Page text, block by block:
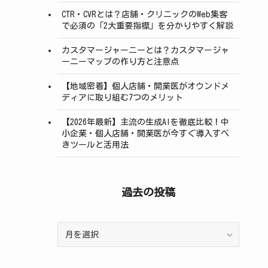
CTR・CVRとは？店舗・クリニックのWeb集客
で必須の「2大重要指標」を分かりやすく解説
カスタマージャーニーとは？カスタマージャ
ーニーマップの作り方と注意点
【地域密着】個人店舗・開業医がオウンドメ
ディアに取り組む7つのメリット
【2026年最新】主流の生成AIを徹底比較！中
小企業・個人店舗・開業医が今すぐ導入すべ
きツールと活用法
過去の投稿